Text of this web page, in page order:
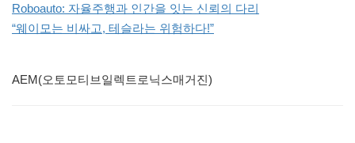
Roboauto: 자율주행과 인간을 잇는 신뢰의 다리
“웨이모는 비싸고, 테슬라는 위험하다!”
AEM(오토모티브일렉트로닉스매거진)